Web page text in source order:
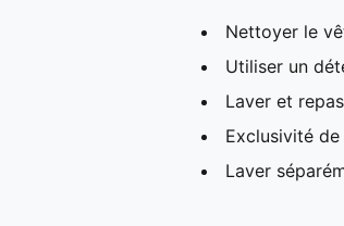
Nettoyer le
Utiliser un
Laver et
Exclusivité
Laver